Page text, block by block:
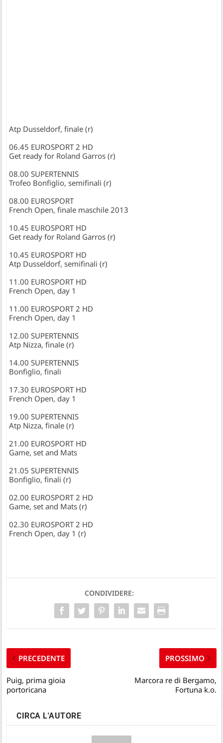
Atp Dusseldorf, finale (r)
06.45 EUROSPORT 2 HD
Get ready for Roland Garros (r)
08.00 SUPERTENNIS
Trofeo Bonfiglio, semifinali (r)
08.00 EUROSPORT
French Open, finale maschile 2013
10.45 EUROSPORT HD
Get ready for Roland Garros (r)
10.45 EUROSPORT HD
Atp Dusseldorf, semifinali (r)
11.00 EUROSPORT HD
French Open, day 1
11.00 EUROSPORT 2 HD
French Open, day 1
12.00 SUPERTENNIS
Atp Nizza, finale (r)
14.00 SUPERTENNIS
Bonfiglio, finali
17.30 EUROSPORT HD
French Open, day 1
19.00 SUPERTENNIS
Atp Nizza, finale (r)
21.00 EUROSPORT HD
Game, set and Mats
21.05 SUPERTENNIS
Bonfiglio, finali (r)
02.00 EUROSPORT 2 HD
Game, set and Mats (r)
02.30 EUROSPORT 2 HD
French Open, day 1 (r)
CONDIVIDERE:
PRECEDENTE
Puig, prima gioia
portoricana
PROSSIMO
Marcora re di Bergamo,
Fortuna k.o.
CIRCA L'AUTORE